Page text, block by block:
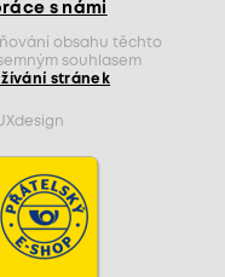
s námi
obsahu těchto
souhlasem
stránek